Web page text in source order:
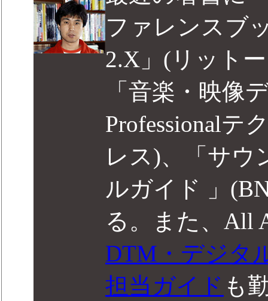
ファレンスブ
2.X」(リット
「音楽・映像
Professionalテ
レス)、「サウ
ルガイド 」
る。また、All
DTM・デジタ
担当ガイド も